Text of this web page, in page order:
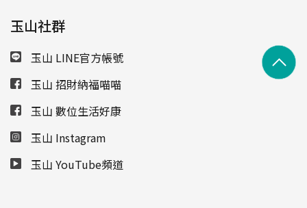
玉山社群
玉山 LINE官方帳號
玉山 招財納福喵喵
玉山 數位生活好康
玉山 Instagram
玉山 YouTube頻道